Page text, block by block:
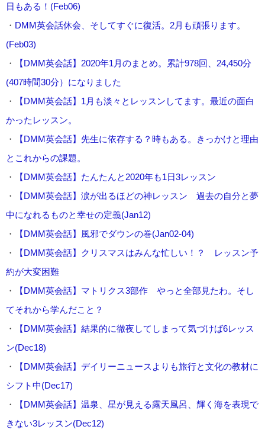
日もある！(Feb06)
・ DMM英会話休会、そしてすぐに復活。2月も頑張ります。
(Feb03)
・
【DMM英会話】2020年1月のまとめ。累計978回、24,450分
(407時間30分）になりました
・
【DMM英会話】1月も淡々とレッスンしてます。最近の面白
かったレッスン。
・
【DMM英会話】先生に依存する？時もある。きっかけと理由
とこれからの課題。
・
【DMM英会話】たんたんと2020年も1日3レッスン
・
【DMM英会話】涙が出るほどの神レッスン 過去の自分と夢
中になれるものと幸せの定義(Jan12)
・
【DMM英会話】風邪でダウンの巻(Jan02-04)
・
【DMM英会話】クリスマスはみんな忙しい！？ レッスン予
約が大変困難
・
【DMM英会話】マトリクス3部作 やっと全部見たわ。そし
てそれから学んだこと？
・
【DMM英会話】結果的に徹夜してしまって気づけば6レッス
ン(Dec18)
・
【DMM英会話】デイリーニュースよりも旅行と文化の教材に
シフト中(Dec17)
・
【DMM英会話】温泉、星が見える露天風呂、輝く海を表現で
きない3レッスン(Dec12)